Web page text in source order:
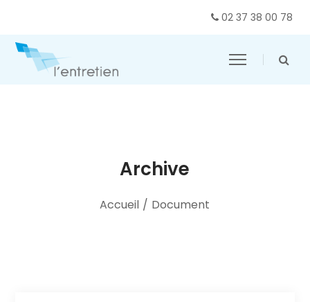
02 37 38 00 78
Archive
Accueil / Document